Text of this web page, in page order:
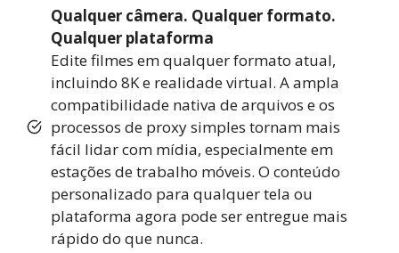
Qualquer câmera. Qualquer formato.
Qualquer plataforma
Edite filmes em qualquer formato atual,
incluindo 8K e realidade virtual. A ampla
compatibilidade nativa de arquivos e os
processos de proxy simples tornam mais
fácil lidar com mídia, especialmente em
estações de trabalho móveis. O conteúdo
personalizado para qualquer tela ou
plataforma agora pode ser entregue mais
rápido do que nunca.